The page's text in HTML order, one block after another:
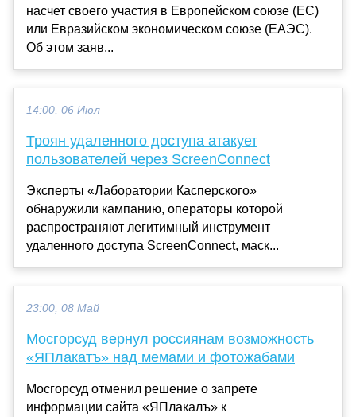
насчет своего участия в Европейском союзе (ЕС)
или Евразийском экономическом союзе (ЕАЭС).
Об этом заяв...
14:00, 06 Июл
Троян удаленного доступа атакует
пользователей через ScreenConnect
Эксперты «Лаборатории Касперского»
обнаружили кампанию, операторы которой
распространяют легитимный инструмент
удаленного доступа ScreenConnect, маск...
23:00, 08 Май
Мосгорсуд вернул россиянам возможность
«ЯПлакатъ» над мемами и фотожабами
Мосгорсуд отменил решение о запрете
информации сайта «ЯПлакалъ» к